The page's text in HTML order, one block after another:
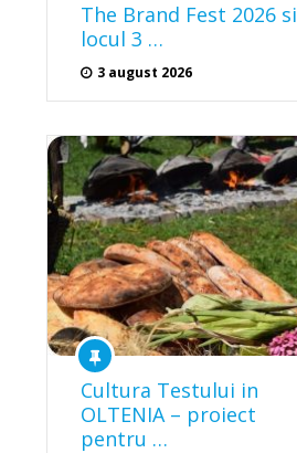
The Brand Fest 2026 si
locul 3 …
3 august 2026
Cultura Testului in
OLTENIA – proiect
pentru …